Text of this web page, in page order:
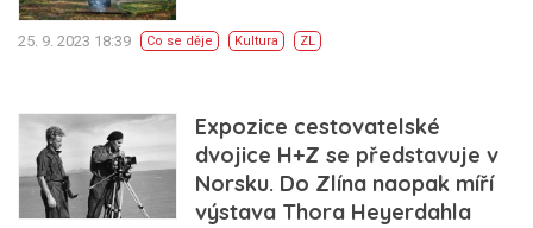
25. 9. 2023 18:39 Co se děje Kultura ZL
Expozice cestovatelské
dvojice H+Z se představuje v
Norsku. Do Zlína naopak míří
výstava Thora Heyerdahla